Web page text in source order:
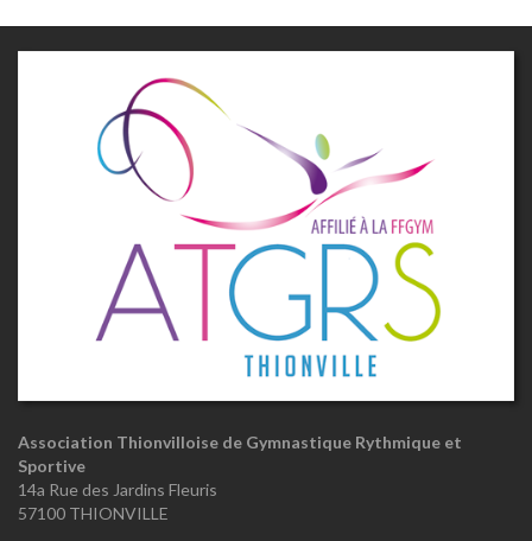
Association Thionvilloise de Gymnastique Rythmique et
Sportive
14a Rue des Jardins Fleuris
57100 THIONVILLE